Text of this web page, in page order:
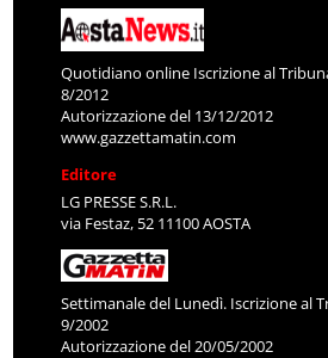
Quotidiano online Iscrizione al
8/2012
Autorizzazione del 13/12/2012
www.gazzettamatin.com
Editore
LG PRESSE S.R.L.
via Festaz, 52 11100 AOSTA
Settimanale del Lunedì. Iscrizione al
9/2002
Autorizzazione del 20/05/2002